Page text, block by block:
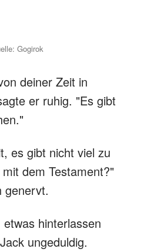
Gogirok
deiner Zeit in
er ruhig. "Es gibt
es gibt nicht viel zu
dem Testament?"
genervt.
hinterlassen
ungeduldig.